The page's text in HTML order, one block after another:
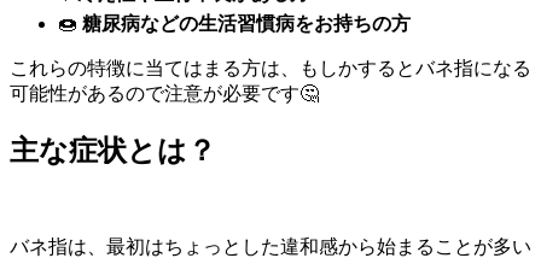
🍩 糖尿病などの生活習慣病をお持ちの方
これらの特徴に当てはまる方は、もしかするとバネ指になる
可能性があるので注意が必要です🤔
主な症状とは？
バネ指は、最初はちょっとした違和感から始まることが多い